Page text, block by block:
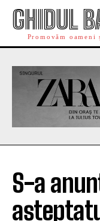
GHIDUL
Promovăm
S-a